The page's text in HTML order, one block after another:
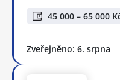
45 000 – 65 000
Zveřejněno: 6. srpna